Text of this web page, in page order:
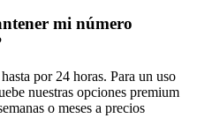
mi número
por 24 horas. Para un uso
nuestras opciones premium
o meses a precios